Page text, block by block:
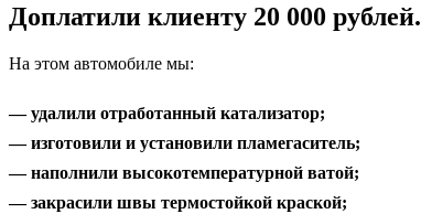
Доплатили клиенту 20 000 рублей.
На этом автомобиле мы:
— удалили отработанный катализатор;
— изготовили и установили пламегаситель;
— наполнили высокотемпературной ватой;
— закрасили швы термостойкой краской;